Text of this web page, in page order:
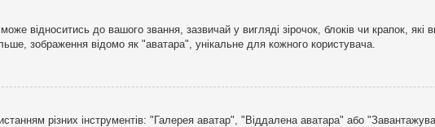
відноситись до вашого звання, зазвичай у вигляді зірочок, блоків чи крапок, які
зображення відомо як "аватара", унікальне для кожного користувача.
різних інструментів: "Галерея аватар", "Віддалена аватара" або